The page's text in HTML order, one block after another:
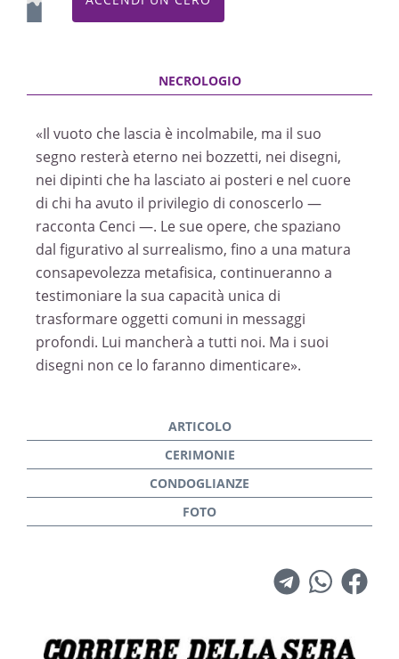
«Il vuoto che lascia è incolmabile, ma il suo
segno resterà eterno nei bozzetti, nei disegni,
nei dipinti che ha lasciato ai posteri e nel cuore
di chi ha avuto il privilegio di conoscerlo —
racconta Cenci —. Le sue opere, che spaziano
dal figurativo al surrealismo, fino a una matura
consapevolezza metafisica, continueranno a
testimoniare la sua capacità unica di
trasformare oggetti comuni in messaggi
profondi. Lui mancherà a tutti noi. Ma i suoi
disegni non ce lo faranno dimenticare».
Maestro del Palio di Asti nel 2019 per cui aveva
era stata presentata qualche anno fa la sua
retrospettiva «Pittore in scena». Non solo.
Proprio nei giorni scorsi si è chiusa la sua
mostra antologica «Paolo Bernardi, 63 anni
dopo...» ospitata alla Fondazione Eugenio
Guglielminetti dove sono state esposte le sue
opere, disegni e bozzetti dagli anni Sessanta a
oggi simbolo della sua unione con l’arte. Paolo
Bernardi lascia la compagna di una vita, l’attrice
Athina Cenci, alla quale è stato legato e con cui
ha condiviso la stessa passione. «Il vuoto che
lascia è incolmabile, ma il suo segno resterà
eterno nei bozzetti, nei disegni, nei dipinti che ha
lasciato ai posteri e nel cuore di chi ha avuto il
sue opere, che spaziano dal figurativo al
surrealismo, fino a una matura consapevolezza
metafisica, continueranno a testimoniare la sua
capacità unica di trasformare oggetti comuni in
messaggi profondi. Lui mancherà a tutti noi. Ma i